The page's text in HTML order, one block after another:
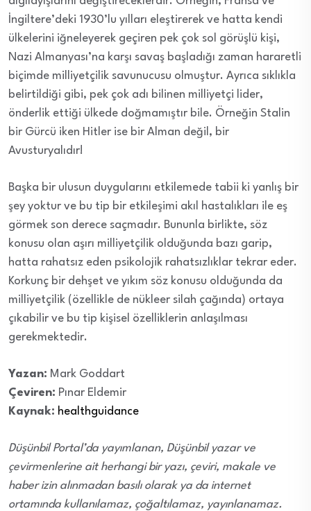
İngiltere’deki 1930’lu yılları eleştirerek ve hatta kendi
ülkelerini iğneleyerek geçiren pek çok sol görüşlü kişi,
Nazi Almanyası’na karşı savaş başladığı zaman hararetli
biçimde milliyetçilik savunucusu olmuştur. Ayrıca sıklıkla
belirtildiği gibi, pek çok adı bilinen milliyetçi lider,
önderlik ettiği ülkede doğmamıştır bile. Örneğin Stalin
bir Gürcü iken Hitler ise bir Alman değil, bir
Avusturyalıdır!
Başka bir ulusun duygularını etkilemede tabii ki yanlış bir
şey yoktur ve bu tip bir etkileşimi akıl hastalıkları ile eş
görmek son derece saçmadır. Bununla birlikte, söz
konusu olan aşırı milliyetçilik olduğunda bazı garip,
hatta rahatsız eden psikolojik rahatsızlıklar tekrar eder.
Korkunç bir dehşet ve yıkım söz konusu olduğunda da
milliyetçilik (özellikle de nükleer silah çağında) ortaya
çıkabilir ve bu tip kişisel özelliklerin anlaşılması
gerekmektedir.
Yazan: Mark Goddart
Çeviren: Pınar Eldemir
Kaynak: healthguidance
Düşünbil Portal’da yayımlanan, Düşünbil yazar ve
çevirmenlerine ait herhangi bir yazı, çeviri, makale ve
haber izin alınmadan basılı olarak ya da internet
ortamında kullanılamaz, çoğaltılamaz, yayınlanamaz.